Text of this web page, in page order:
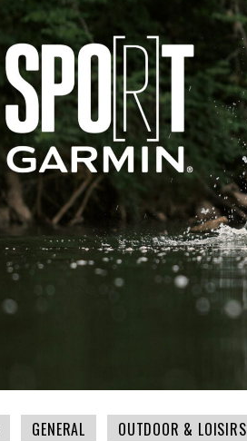
GENERAL OUTDOOR & LOISIRS